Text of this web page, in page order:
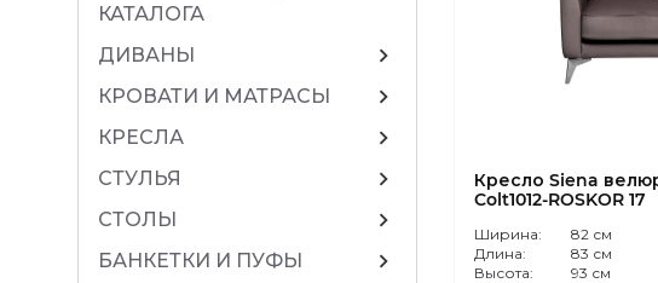
КАТАЛОГА
ДИВАНЫ
chevron_right
КРОВАТИ И МАТРАСЫ chevron_right
КРЕСЛА chevron_right
СТУЛЬЯ chevron_right
СТОЛЫ chevron_right
БАНКЕТКИ И ПУФЫ chevron_right
Кресло Siena
Colt1012-ROSKOR 17
Ширина:
82 см
Длина:
83 см
Высота:
93 см